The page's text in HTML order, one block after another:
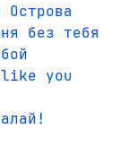
без тебя
like you